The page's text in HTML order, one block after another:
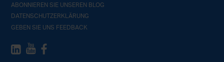
ABONNIEREN SIE UNSEREN BLOG
DATENSCHUTZERKLÄRUNG
GEBEN SIE UNS FEEDBACK